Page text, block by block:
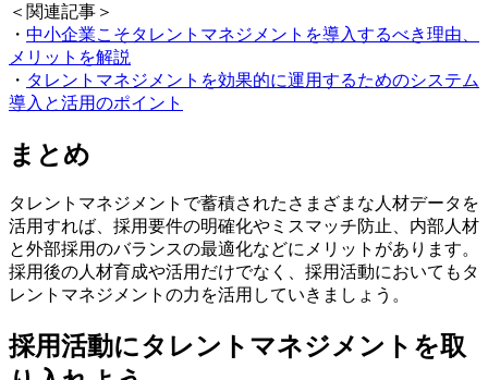
＜関連記事＞
・ 中小企業こそタレントマネジメントを導入するべき理由、
メリットを解説
・ タレントマネジメントを効果的に運用するためのシステム
導入と活用のポイント
まとめ
タレントマネジメントで蓄積されたさまざまな人材データを
活用すれば、採用要件の明確化やミスマッチ防止、内部人材
と外部採用のバランスの最適化などにメリットがあります。
採用後の人材育成や活用だけでなく、採用活動においてもタ
レントマネジメントの力を活用していきましょう。
採用活動にタレントマネジメントを取